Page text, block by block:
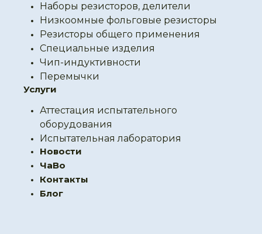
Наборы резисторов, делители
Низкоомные фольговые резисторы
Резисторы общего применения
Специальные изделия
Чип-индуктивности
Перемычки
Услуги
Аттестация испытательного
оборудования
Испытательная лаборатория
Новости
ЧаВо
Контакты
Блог